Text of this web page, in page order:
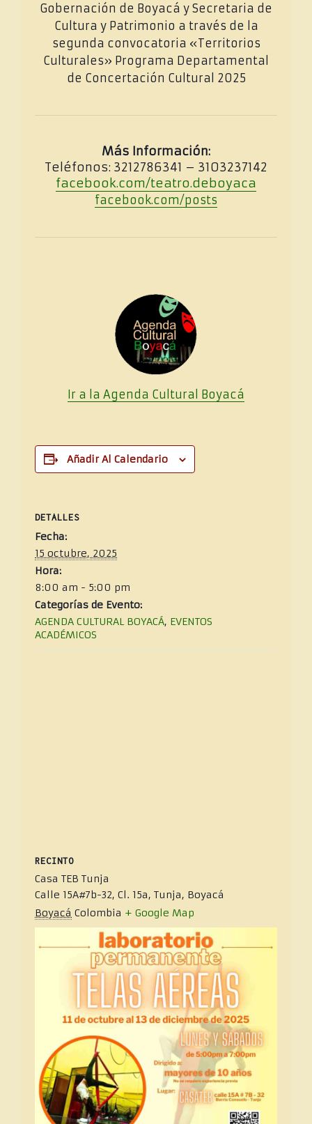
Gobernación de Boyacá y Secretaria de
Cultura y Patrimonio a través de la
segunda convocatoria «Territorios
Culturales» Programa Departamental
de Concertación Cultural 2025
Más Información:
Teléfonos: 3212786341 – 3103237142
facebook.com/teatro.deboyaca
facebook.com/posts
Ir a la Agenda Cultural Boyacá
Añadir Al Calendario
DETALLES
Fecha:
15 octubre, 2025
Hora:
8:00 am - 5:00 pm
Categorías de Evento:
AGENDA CULTURAL BOYACÁ, EVENTOS
ACADÉMICOS
RECINTO
Casa TEB Tunja
Calle 15A#7b-32, Cl. 15a, Tunja, Boyacá
Boyacá Colombia + Google Map